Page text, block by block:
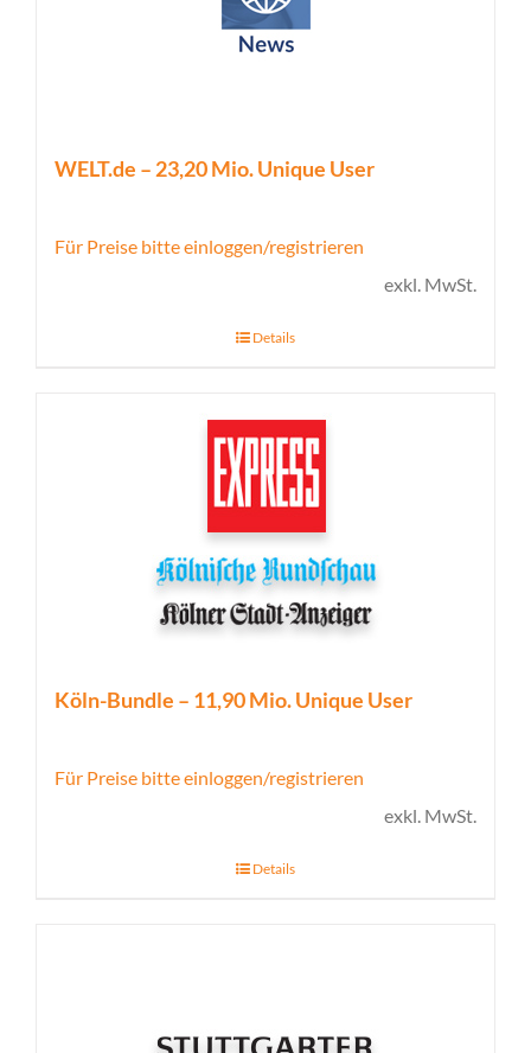
WELT.de – 23,20 Mio. Unique User
Für Preise bitte einloggen/registrieren
exkl. MwSt.
Details
Köln-Bundle – 11,90 Mio. Unique User
Für Preise bitte einloggen/registrieren
exkl. MwSt.
Details